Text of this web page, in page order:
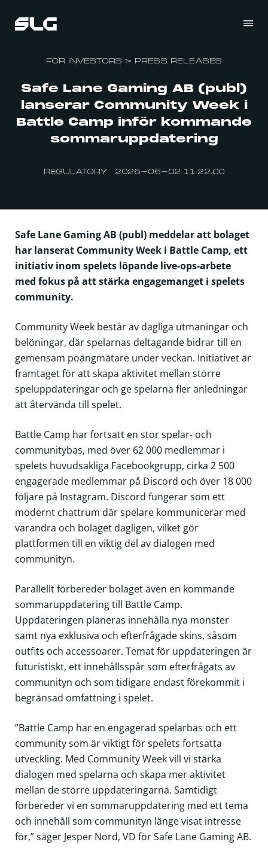
FOR INVESTORS > PRESS RELEASES
Safe Lane Gaming AB (publ)
lanserar Community Week i
Battle Camp inför kommande
sommaruppdatering
REGULATORY 2026-06-02 11:22:00
Safe Lane Gaming AB (publ) meddelar att bolaget
har lanserat Community Week i Battle Camp, ett
initiativ inom spelets löpande live-ops-arbete
med fokus på att stärka engagemanget i spelets
community.
Community Week består av dagliga utmaningar och
belöningar, där spelarnas deltagande bidrar till en
gemensam poängmätare under veckan. Initiativet är
framtaget för att skapa aktivitet mellan större
speluppdateringar och ge spelarna fler anledningar
att återvända till spelet.
Battle Camp har fortsatt en stor spelar- och
communitybas, med över 62 000 medlemmar i
spelets huvudsakliga Facebookgrupp, cirka 2 500
engagerade medlemmar på Discord och över 18 000
följare på Instagram. Discord fungerar som ett
modernt chattrum där spelare kommunicerar med
varandra och bolaget dagligen, vilket gör
plattformen till en viktig del av dialogen med
communityn.
Parallellt förbereder bolaget även en kommande
sommaruppdatering till Battle Camp.
Uppdateringen planeras innehålla nya monster
samt nya exklusiva och efterfrågade skins, såsom
outfits och accessoarer. Temat för uppdateringen är
futuristiskt, ett innehållsspår som efterfrågats av
communityn och som tidigare endast förekommit i
begränsad omfattning i spelet.
”Battle Camp har en engagerad spelarbas och ett
community som är viktigt för spelets fortsatta
utveckling. Med Community Week vill vi stärka
dialogen med spelarna och skapa mer aktivitet
mellan de större uppdateringarna. Samtidigt
förbereder vi en sommaruppdatering med ett tema
och innehåll som communityn länge visat intresse
för,” säger Jesper Nord, VD för Safe Lane Gaming AB.